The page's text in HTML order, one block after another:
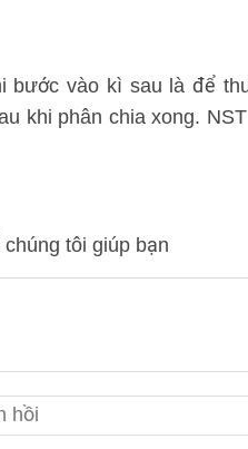
bước vào kì sau là để
khi phân chia xong.
tôi giúp bạn